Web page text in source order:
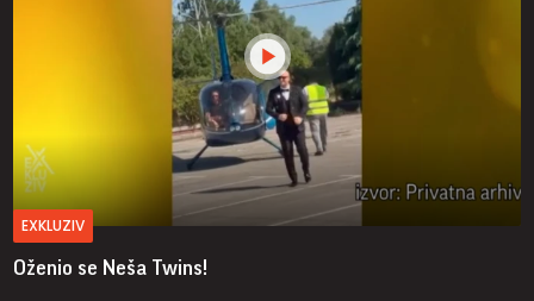
EXKLUZIV
Oženio se Neša Twins!